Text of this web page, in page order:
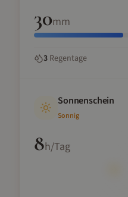
30mm
3 Regentage
Sonnenschein
Sonnig
8h/Tag